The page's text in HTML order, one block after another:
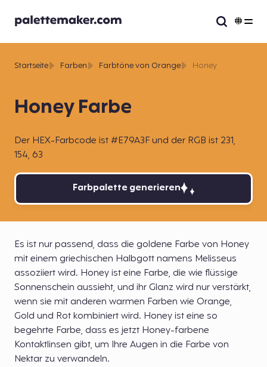
Honey Farbe
Der HEX-Farbcode ist #E79A3F und der RGB ist 231,
154, 63
Startseite Farben Farbtöne von Orange Honey
Farbpalette generieren
Es ist nur passend, dass die goldene Farbe von Honey
mit einem griechischen Halbgott namens Melisseus
assoziiert wird. Honey ist eine Farbe, die wie flüssige
Sonnenschein aussieht, und ihr Glanz wird nur verstärkt,
wenn sie mit anderen warmen Farben wie Orange,
Gold und Rot kombiniert wird. Honey ist eine so
begehrte Farbe, dass es jetzt Honey-farbene
Kontaktlinsen gibt, um Ihre Augen in die Farbe von
Nektar zu verwandeln.